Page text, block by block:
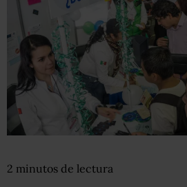
2 minutos de lectura